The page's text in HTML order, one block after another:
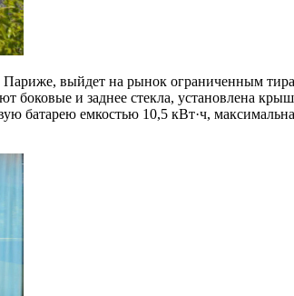
выйдет на рынок ограниченным
боковые и заднее стекла, установлена
батарею емкостью 10,5 кВт·ч,